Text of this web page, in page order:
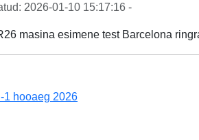
2026-01-10 15:17:16 -
masina esimene test Barcelona
1 hooaeg 2026